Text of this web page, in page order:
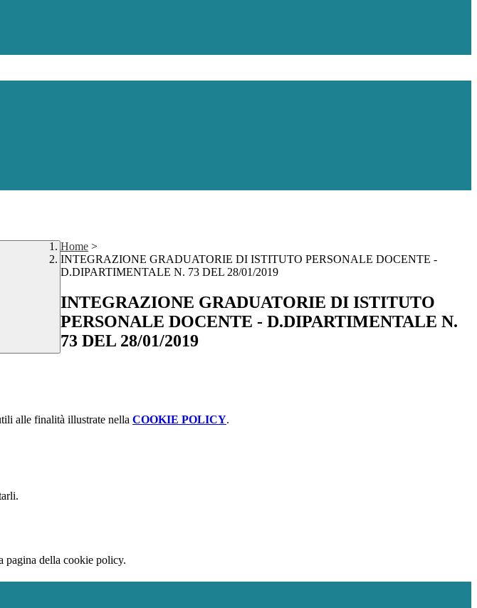
Home >
INTEGRAZIONE GRADUATORIE DI ISTITUTO PERSONALE DOCENTE -
D.DIPARTIMENTALE N. 73 DEL 28/01/2019
INTEGRAZIONE GRADUATORIE DI ISTITUTO
PERSONALE DOCENTE - D.DIPARTIMENTALE N.
73 DEL 28/01/2019
alle finalità illustrate nella COOKIE POLICY.
pagina della cookie policy.